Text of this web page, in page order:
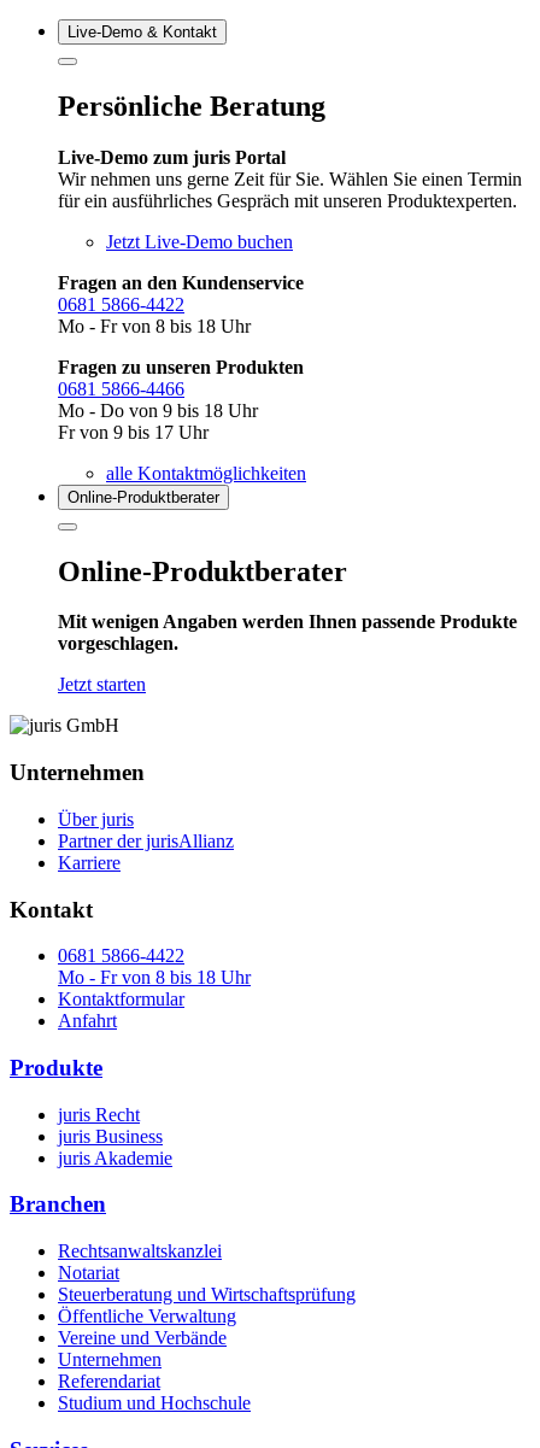
Live‑Demo & Kontakt
Persönliche Beratung
Live-Demo zum juris Portal
Wir nehmen uns gerne Zeit für Sie. Wählen Sie einen Termin
für ein ausführliches Gespräch mit unseren Produktexperten.
Jetzt Live-Demo buchen
Fragen an den Kundenservice
0681 5866-4422
Mo - Fr von 8 bis 18 Uhr
Fragen zu unseren Produkten
0681 5866-4466
Mo - Do von 9 bis 18 Uhr
Fr von 9 bis 17 Uhr
alle Kontaktmöglichkeiten
Online-Produkt­berater
Online-Produktberater
Mit wenigen Angaben werden Ihnen passende Produkte
vorgeschlagen.
Jetzt starten
Unternehmen
Über juris
Partner der jurisAllianz
Karriere
Kontakt
0681 5866-4422
Mo - Fr von 8 bis 18 Uhr
Kontaktformular
Anfahrt
Produkte
juris Recht
juris Business
juris Akademie
Branchen
Rechtsanwaltskanzlei
Notariat
Steuerberatung und Wirtschaftsprüfung
Öffentliche Verwaltung
Vereine und Verbände
Unternehmen
Referendariat
Studium und Hochschule